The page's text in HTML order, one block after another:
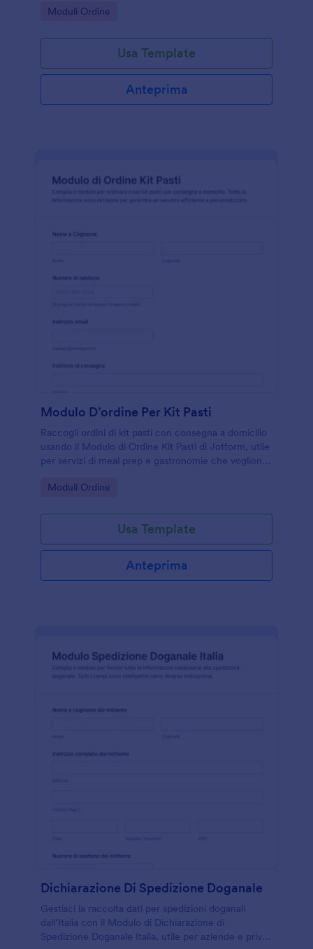
Go to Category:
Moduli Ordine
Usa Template
Anteprima
Modulo D’ordine Per Kit Pasti
Raccogli ordini di kit pasti con consegna a domicilio
usando il Modulo di Ordine Kit Pasti di Jotform, utile
per servizi di meal prep e gastronomie che vogliono
Go to Category:
Moduli Ordine
Usa Template
Anteprima
Dichiarazione Di Spedizione Doganale
Gestisci la raccolta dati per spedizioni doganali
dall’Italia con il Modulo di Dichiarazione di
Spedizione Doganale Italia, utile per aziende e privati